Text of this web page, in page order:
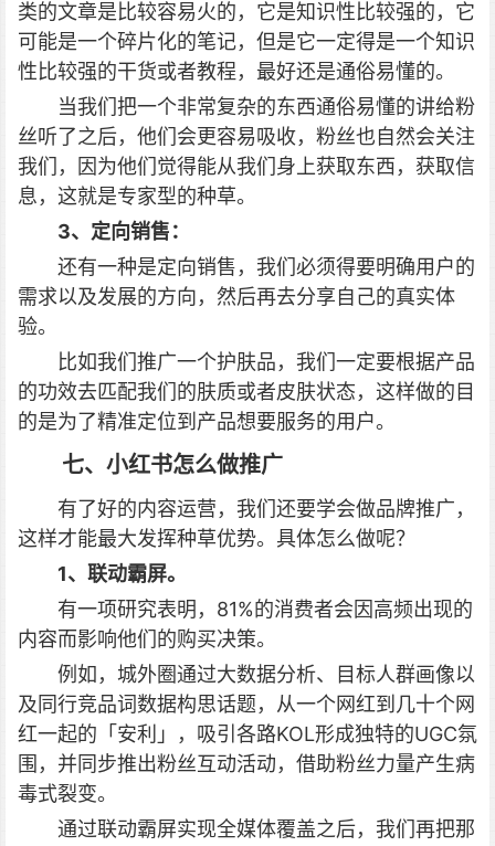
类的文章是比较容易火的，它是知识性比较强的，它
可能是一个碎片化的笔记，但是它一定得是一个知识
性比较强的干货或者教程，最好还是通俗易懂的。
当我们把一个非常复杂的东西通俗易懂的讲给粉
丝听了之后，他们会更容易吸收，粉丝也自然会关注
我们，因为他们觉得能从我们身上获取东西，获取信
息，这就是专家型的种草。
3、定向销售：
还有一种是定向销售，我们必须得要明确用户的
需求以及发展的方向，然后再去分享自己的真实体
验。
比如我们推广一个护肤品，我们一定要根据产品
的功效去匹配我们的肤质或者皮肤状态，这样做的目
的是为了精准定位到产品想要服务的用户。
七、小红书怎么做推广
有了好的内容运营，我们还要学会做品牌推广，
这样才能最大发挥种草优势。具体怎么做呢？
1、联动霸屏。
有一项研究表明，81%的消费者会因高频出现的
内容而影响他们的购买决策。
例如，城外圈通过大数据分析、目标人群画像以
及同行竞品词数据构思话题，从一个网红到几十个网
红一起的「安利」，吸引各路KOL形成独特的UGC氛
围，并同步推出粉丝互动活动，借助粉丝力量产生病
毒式裂变。
通过联动霸屏实现全媒体覆盖之后，我们再把那